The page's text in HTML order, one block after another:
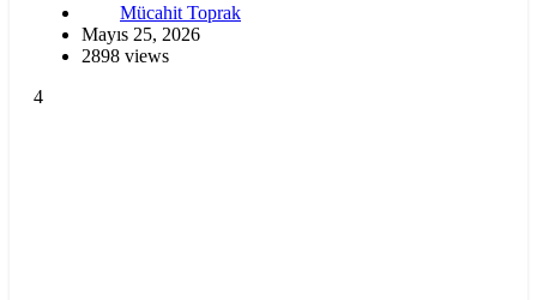
Mücahit Toprak
Mayıs 25, 2026
2898 views
4